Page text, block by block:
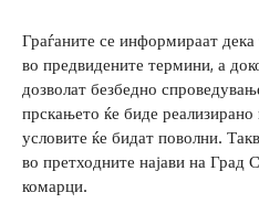
Граѓаните се информираат
во предвидените термини, а
дозволат безбедно
прскањето ќе биде
условите ќе бидат поволни.
во претходните најави на Град
комарци.